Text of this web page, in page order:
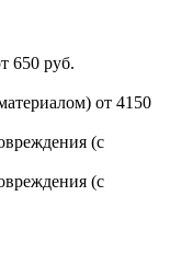
650 руб.
от 4150
(с
(с